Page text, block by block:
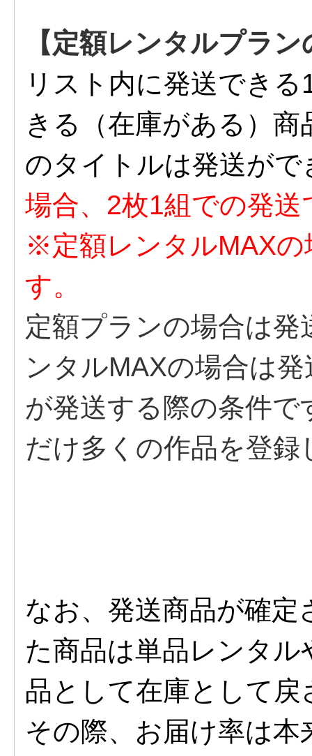
【定額レンタルプラ
リスト内に発送でき
きる（在庫がある）
のタイトルは発送がで
場合、2枚1組での発送
※定額レンタルMAXの
す。
定額プランの場合は
ンタルMAXの場合は
が発送する際の条件
だけ多くの作品を登録
なお、発送商品が確
た商品は単品レンタ
品として在庫として戻
その際、お届け率は